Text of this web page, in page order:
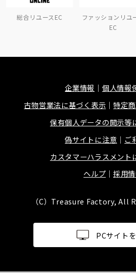
総合リユースEC
ファッションリユ
EC
企業情報
個人情報
古物営業法に基づく表示
特定
保有個人データの開示等
偽サイトに注意
ご
カスタマーハラスメント
ヘルプ
採用
（C）Treasure Factory, All
PCサイト